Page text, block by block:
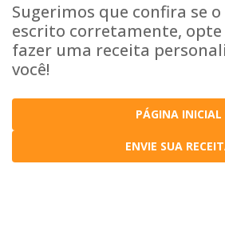
Sugerimos que confira se
escrito corretamente,
fazer uma receita
você!
PÁGINA INICIAL
ENVIE SUA